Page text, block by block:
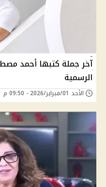
آخر جملة كتبها أحمد
الرسمية
الأحد 01/فبراير/2026 - 09:50 م